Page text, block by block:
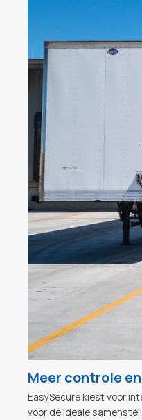
Enkele
Uren efficiënter
Met EasySecure Cloud
pakket voor uw
en
locaties.
Geen gedoe
Door de overzichten in
oogopslag zien wie er
deuren.
De manager kan iemand
ontnemen.Registratie is
mobiele telefoon, kaart,
toegangscode.
Meer controle
EasySecure kiest voor
voor de ideale